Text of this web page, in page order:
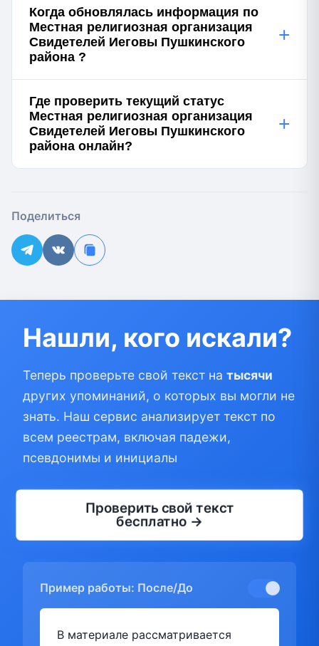
Когда обновлялась информация по
Местная религиозная организация
Свидетелей Иеговы Пушкинского
района ?
+
Где проверить текущий статус
Местная религиозная организация
Свидетелей Иеговы Пушкинского
района онлайн?
+
Поделиться
Нашли, кого искали?
Теперь проверьте свой текст на тысячи
других упоминаний, о которых вы могли не
знать. Наш сервис анализирует текст по
всем реестрам, включая падежи,
псевдонимы и инициалы
Проверить свой текст
бесплатно →
Пример работы: После/До
В материале рассматривается